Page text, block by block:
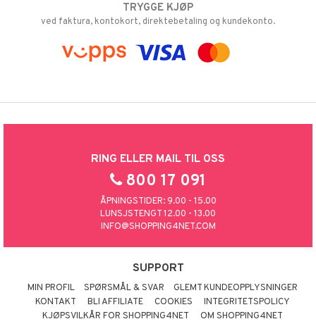
TRYGGE KJØP
ved faktura, kontokort, direktebetaling og kundekonto.
RING ELLER MAIL TIL OSS
800 17 091
ÅPNINGSTIDER: 9.00 - 15.00
LUNSJSTENGT 12.00 - 13.00
INFO@SHOPPING4NET.COM
SUPPORT
MIN PROFIL SPØRSMÅL & SVAR
GLEMT KUNDEOPPLYSNINGER
KONTAKT
BLI AFFILIATE COOKIES
INTEGRITETSPOLICY
KJØPSVILKÅR FOR SHOPPING4NET
OM SHOPPING4NET